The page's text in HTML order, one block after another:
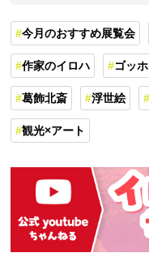
今月のおすすめ展覧会
作家のイロハ ゴッホ
葛飾北斎 浮世絵
観光×アート